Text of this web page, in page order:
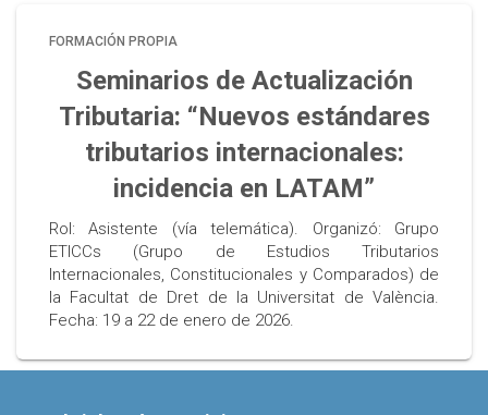
FORMACIÓN PROPIA
Seminarios de Actualización
Tributaria: “Nuevos estándares
tributarios internacionales:
incidencia en LATAM”
Rol: Asistente (vía telemática). Organizó: Grupo
ETICCs (Grupo de Estudios Tributarios
Internacionales, Constitucionales y Comparados) de
la Facultat de Dret de la Universitat de València.
Fecha: 19 a 22 de enero de 2026.